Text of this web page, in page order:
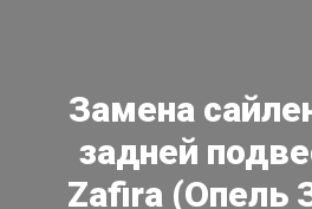
Замена
задней
Zafira (Опель